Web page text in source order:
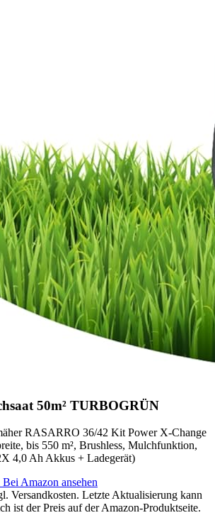
50m² TURBOGRÜN
RASARRO 36/42 Kit Power X-Change
bis 550 m², Brushless, Mulchfunktion,
4,0 Ah Akkus + Ladegerät)
Bei Amazon ansehen
Versandkosten. Letzte Aktualisierung kann
ist der Preis auf der Amazon-Produktseite.